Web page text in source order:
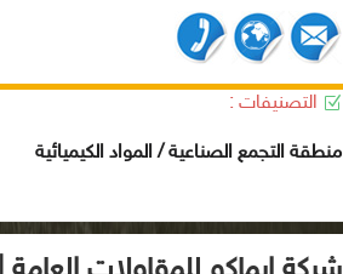
التصنيفات :
منطقة التجمع الصناعية / المواد الكيميائية